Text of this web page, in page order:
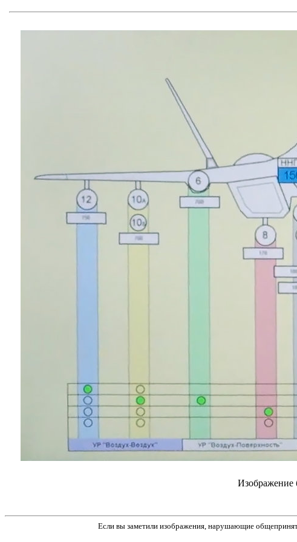
Изображение
Если вы заметили изображения, нарушающие